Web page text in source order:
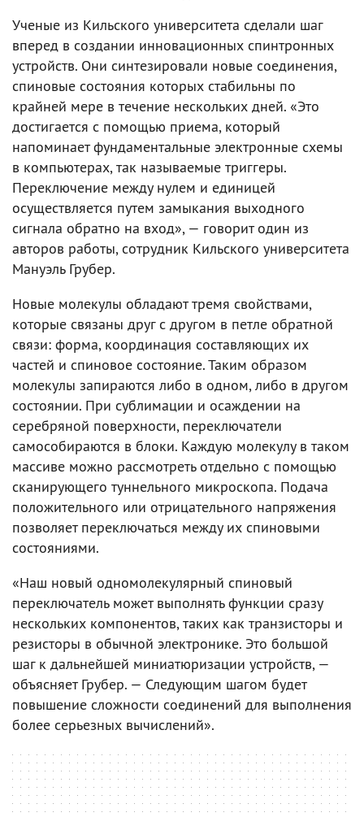
Ученые из Кильского университета сделали шаг
вперед в создании инновационных спинтронных
устройств. Они синтезировали новые соединения,
спиновые состояния которых стабильны по
крайней мере в течение нескольких дней. «Это
достигается с помощью приема, который
напоминает фундаментальные электронные схемы
в компьютерах, так называемые триггеры.
Переключение между нулем и единицей
осуществляется путем замыкания выходного
сигнала обратно на вход», — говорит один из
авторов работы, сотрудник Кильского университета
Мануэль Грубер.
Новые молекулы обладают тремя свойствами,
которые связаны друг с другом в петле обратной
связи: форма, координация составляющих их
частей и спиновое состояние. Таким образом
молекулы запираются либо в одном, либо в другом
состоянии. При сублимации и осаждении на
серебряной поверхности, переключатели
самособираются в блоки. Каждую молекулу в таком
массиве можно рассмотреть отдельно с помощью
сканирующего туннельного микроскопа. Подача
положительного или отрицательного напряжения
позволяет переключаться между их спиновыми
состояниями.
«Наш новый одномолекулярный спиновый
переключатель может выполнять функции сразу
нескольких компонентов, таких как транзисторы и
резисторы в обычной электронике. Это большой
шаг к дальнейшей миниатюризации устройств, —
объясняет Грубер. — Следующим шагом будет
повышение сложности соединений для выполнения
более серьезных вычислений».